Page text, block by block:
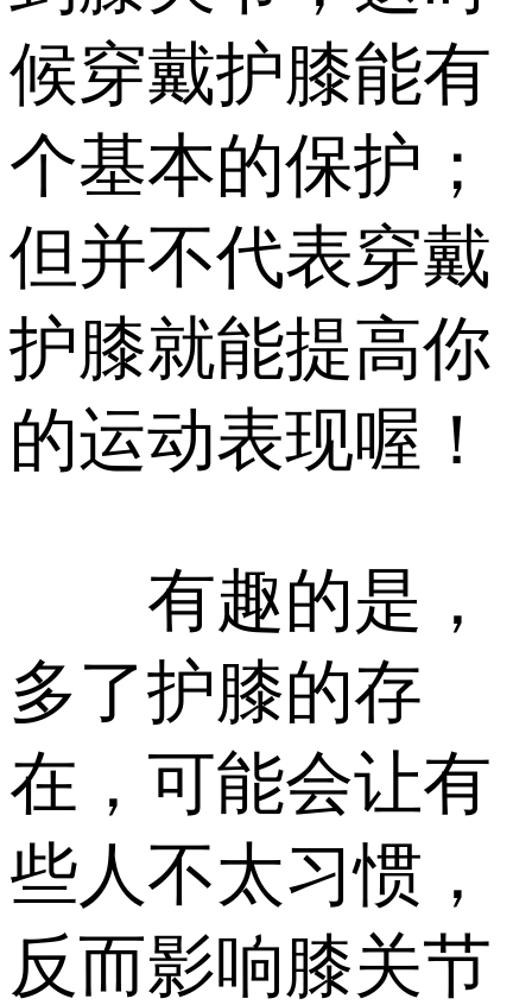
候穿戴护膝能有
个基本的保护；
但并不代表穿戴
护膝就能提高你
的运动表现喔！
有趣的是，
多了护膝的存
在，可能会让有
些人不太习惯，
反而影响膝关节